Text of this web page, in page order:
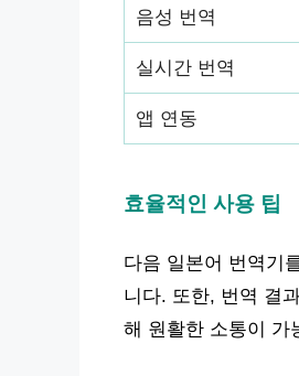
음성 번역
실시간 번역
앱 연동
효율적인 사용 팁
다음 일본어 번역기
니다. 또한, 번역 결
해 원활한 소통이 가